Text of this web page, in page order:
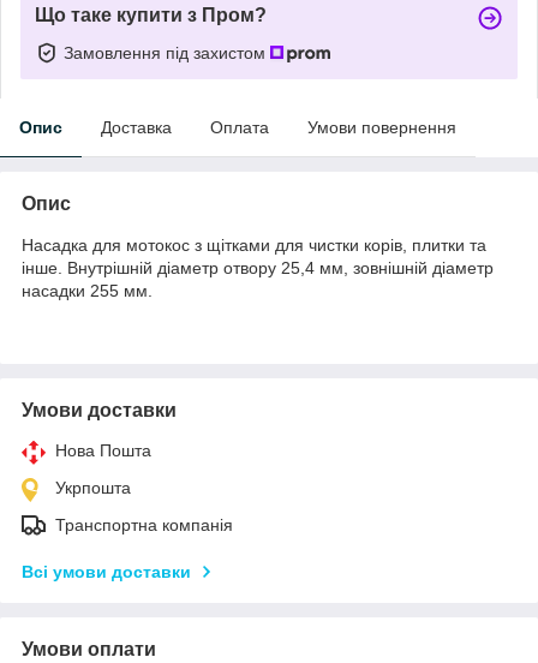
Що таке купити з Пром?
Замовлення під захистом
Опис Доставка Оплата Умови повернення
Опис
Насадка для мотокос з щітками для чистки корів, плитки та
інше. Внутрішній діаметр отвору 25,4 мм, зовнішній діаметр
насадки 255 мм.
Умови доставки
Нова Пошта
Укрпошта
Транспортна компанія
Всі умови доставки
Умови оплати